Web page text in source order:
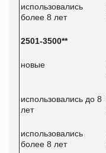
использовались
более 8 лет
2501-3500**
новые
использовались до 8
лет
использовались
более 8 лет